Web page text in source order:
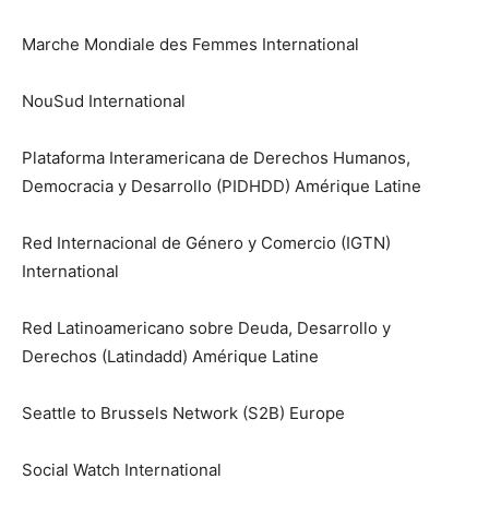
Marche Mondiale des Femmes International
NouSud International
Plataforma Interamericana de Derechos Humanos,
Democracia y Desarrollo (PIDHDD) Amérique Latine
Red Internacional de Género y Comercio (IGTN)
International
Red Latinoamericano sobre Deuda, Desarrollo y
Derechos (Latindadd) Amérique Latine
Seattle to Brussels Network (S2B) Europe
Social Watch International